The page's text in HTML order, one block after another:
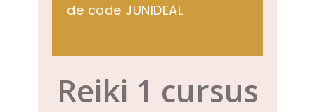
de code JUNIDEAL
Reiki 1 cursus